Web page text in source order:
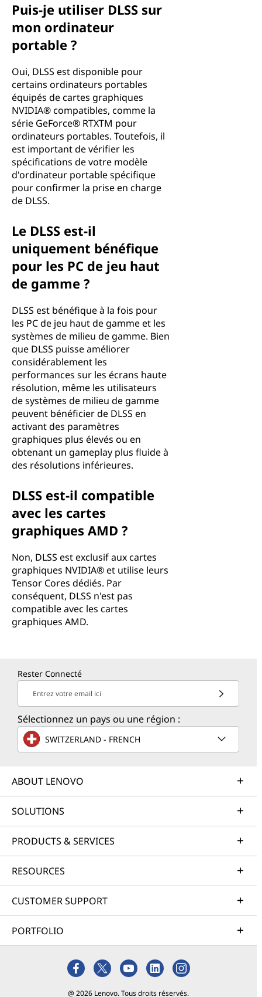
Puis-je utiliser DLSS sur
mon ordinateur
portable ?
Oui, DLSS est disponible pour
certains ordinateurs portables
équipés de cartes graphiques
NVIDIA® compatibles, comme la
série GeForce® RTXTM pour
ordinateurs portables. Toutefois, il
est important de vérifier les
spécifications de votre modèle
d'ordinateur portable spécifique
pour confirmer la prise en charge
de DLSS.
Le DLSS est-il
uniquement bénéfique
pour les PC de jeu haut
de gamme ?
DLSS est bénéfique à la fois pour
les PC de jeu haut de gamme et les
systèmes de milieu de gamme. Bien
que DLSS puisse améliorer
considérablement les
performances sur les écrans haute
résolution, même les utilisateurs
de systèmes de milieu de gamme
peuvent bénéficier de DLSS en
activant des paramètres
graphiques plus élevés ou en
obtenant un gameplay plus fluide à
des résolutions inférieures.
DLSS est-il compatible
avec les cartes
graphiques AMD ?
Non, DLSS est exclusif aux cartes
graphiques NVIDIA® et utilise leurs
Tensor Cores dédiés. Par
conséquent, DLSS n'est pas
compatible avec les cartes
graphiques AMD.
Rester Connecté
Entrez votre email ici
Sélectionnez un pays ou une région :
SWITZERLAND - FRENCH
ABOUT LENOVO
SOLUTIONS
PRODUCTS & SERVICES
RESOURCES
CUSTOMER SUPPORT
PORTFOLIO
@ 2026 Lenovo. Tous droits réservés.